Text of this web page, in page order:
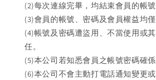
(2)每次連線完畢，均結束會員的帳號
(3)會員的帳號、密碼及會員權益均
(4)帳號及密碼遭盜用、不當使用或
任。
(5)本公司若知悉會員之帳號密碼確
(6)本公司不會主動打電話通知變更